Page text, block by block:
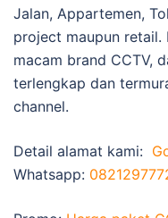
Jalan, Appartemen,
project maupun retail.
macam brand CCTV,
terlengkap dan
channel.
Detail alamat kami:
Whatsapp: